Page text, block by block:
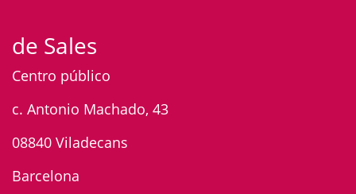
de Sales
Centro público
c. Antonio Machado, 43
08840 Viladecans
Barcelona